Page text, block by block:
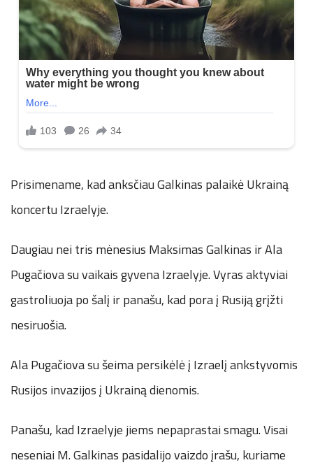
Prisimename, kad anksčiau Galkinas palaikė Ukrainą
koncertu Izraelyje.
Daugiau nei tris mėnesius Maksimas Galkinas ir Ala
Pugačiova su vaikais gyvena Izraelyje. Vyras aktyviai
gastroliuoja po šalį ir panašu, kad pora į Rusiją grįžti
nesiruošia.
Ala Pugačiova su šeima persikėlė į Izraelį ankstyvomis
Rusijos invazijos į Ukrainą dienomis.
Panašu, kad Izraelyje jiems nepaprastai smagu. Visai
neseniai M. Galkinas pasidalijo vaizdo įrašu, kuriame